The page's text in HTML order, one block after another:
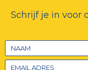
Schrijf je in voor